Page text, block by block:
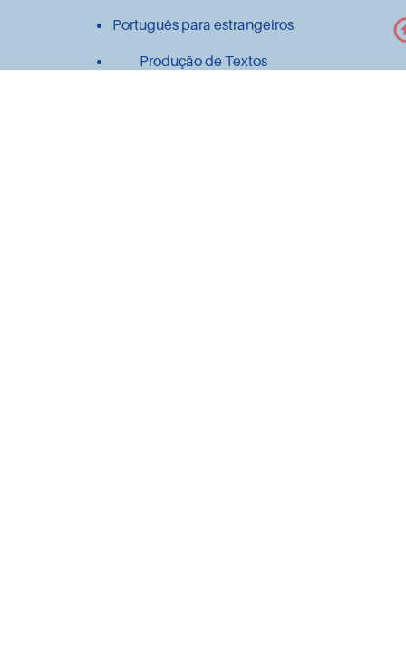
Português para estrangeiros
Produção de Textos